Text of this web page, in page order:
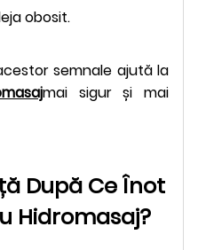
obosit.
semnale ajută la
mai sigur și mai
După Ce Înot
Hidromasaj?